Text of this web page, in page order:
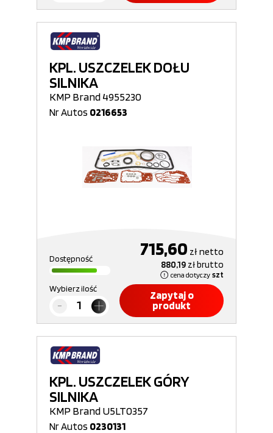
KPL. USZCZELEK DOŁU
SILNIKA
KMP Brand 4955230
Nr Autos 0216653
Dostępność 715,60 złnetto
880,19 złbrutto
cena dotyczy szt
Wybierz ilość
Zapytaj o
produkt
KPL. USZCZELEK GÓRY
SILNIKA
KMP Brand U5LT0357
Nr Autos 0230131